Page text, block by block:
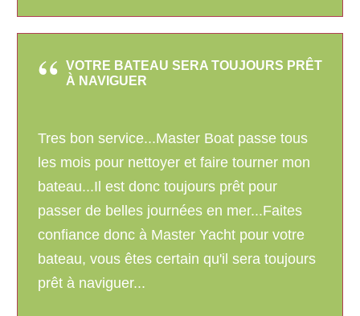
VOTRE BATEAU SERA TOUJOURS PRÊT
À NAVIGUER
Tres bon service...Master Boat passe tous
les mois pour nettoyer et faire tourner mon
bateau...Il est donc toujours prêt pour
passer de belles journées en mer...Faites
confiance donc à Master Yacht pour votre
bateau, vous êtes certain qu'il sera toujours
prêt à naviguer...